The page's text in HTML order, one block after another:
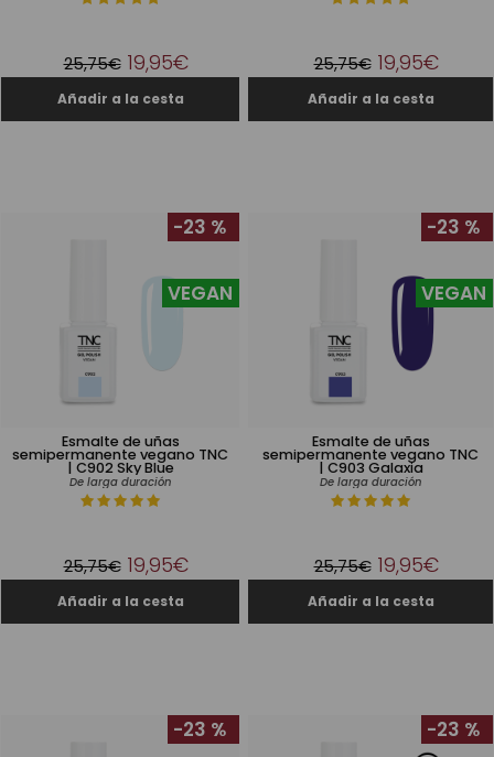
25,75€ 19,95€ 25,75€ 19,95€
Esmalte de uñas
semipermanente vegano TNC
| C902 Sky Blue
De larga duración
VEGAN
-23 %
25,75€ 19,95€
Esmalte de uñas
semipermanente vegano TNC
| C903 Galaxia
De larga duración
VEGAN
-23 %
25,75€ 19,95€
-23 % -23 %